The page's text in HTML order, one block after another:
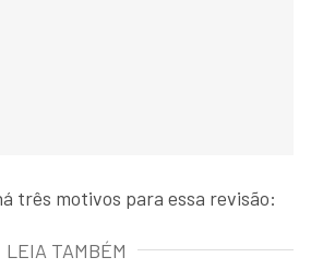
três motivos para essa revisão:
LEIA TAMBÉM